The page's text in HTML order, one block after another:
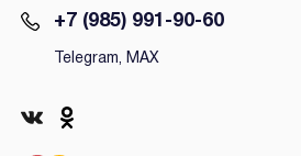
+7 (985) 991-90-60
Telegram, MAX